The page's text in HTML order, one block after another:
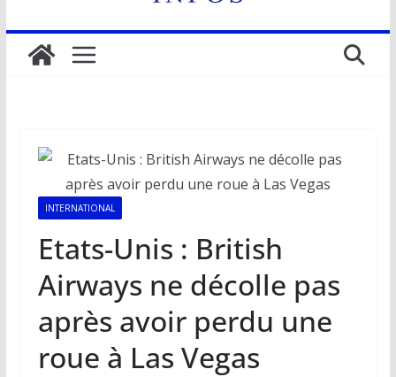
INTERNATIONAL
Etats-Unis : British
Airways ne décolle pas
après avoir perdu une
roue à Las Vegas